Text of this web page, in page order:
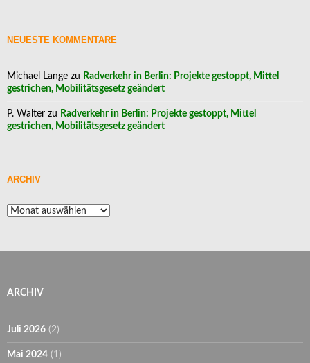
NEUESTE KOMMENTARE
Michael Lange zu Radverkehr in Berlin: Projekte gestoppt, Mittel
gestrichen, Mobilitätsgesetz geändert
P. Walter zu Radverkehr in Berlin: Projekte gestoppt, Mittel
gestrichen, Mobilitätsgesetz geändert
ARCHIV
Archiv
ARCHIV
Juli 2026 (2)
Mai 2024 (1)